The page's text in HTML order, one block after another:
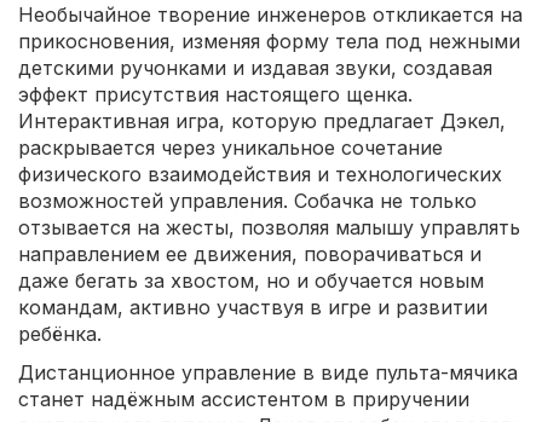
Необычайное творение инженеров откликается на
прикосновения, изменяя форму тела под нежными
детскими ручонками и издавая звуки, создавая
эффект присутствия настоящего щенка.
Интерактивная игра, которую предлагает Дэкел,
раскрывается через уникальное сочетание
физического взаимодействия и технологических
возможностей управления. Собачка не только
отзывается на жесты, позволяя малышу управлять
направлением ее движения, поворачиваться и
даже бегать за хвостом, но и обучается новым
командам, активно участвуя в игре и развитии
ребёнка.
Дистанционное управление в виде пульта-мячика
станет надёжным ассистентом в приручении